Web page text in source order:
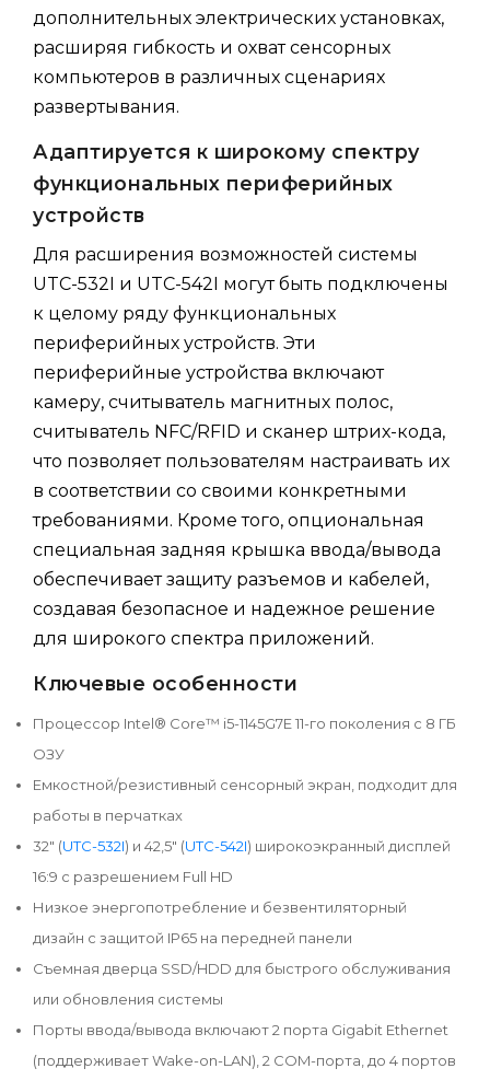
дополнительных электрических установках,
расширяя гибкость и охват сенсорных
компьютеров в различных сценариях
развертывания.
Адаптируется к широкому спектру
функциональных периферийных
устройств
Для расширения возможностей системы
UTC-532I и UTC-542I могут быть подключены
к целому ряду функциональных
периферийных устройств. Эти
периферийные устройства включают
камеру, считыватель магнитных полос,
считыватель NFC/RFID и сканер штрих-кода,
что позволяет пользователям настраивать их
в соответствии со своими конкретными
требованиями. Кроме того, опциональная
специальная задняя крышка ввода/вывода
обеспечивает защиту разъемов и кабелей,
создавая безопасное и надежное решение
для широкого спектра приложений.
Ключевые особенности
Процессор Intel® Core™ i5-1145G7E 11-го поколения с 8 ГБ
ОЗУ
Емкостной/резистивный сенсорный экран, подходит для
работы в перчатках
32" (UTC-532I) и 42,5" (UTC-542I) широкоэкранный дисплей
16:9 с разрешением Full HD
Низкое энергопотребление и безвентиляторный
дизайн с защитой IP65 на передней панели
Съемная дверца SSD/HDD для быстрого обслуживания
или обновления системы
Порты ввода/вывода включают 2 порта Gigabit Ethernet
(поддерживает Wake-on-LAN), 2 COM-порта, до 4 портов